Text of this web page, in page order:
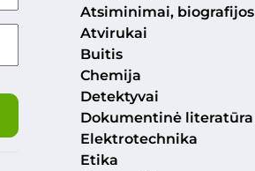
Atsiminimai, biografijos
Atvirukai
Buitis
Chemija
Detektyvai
Dokumentinė literatūra
Elektrotechnika
Etika